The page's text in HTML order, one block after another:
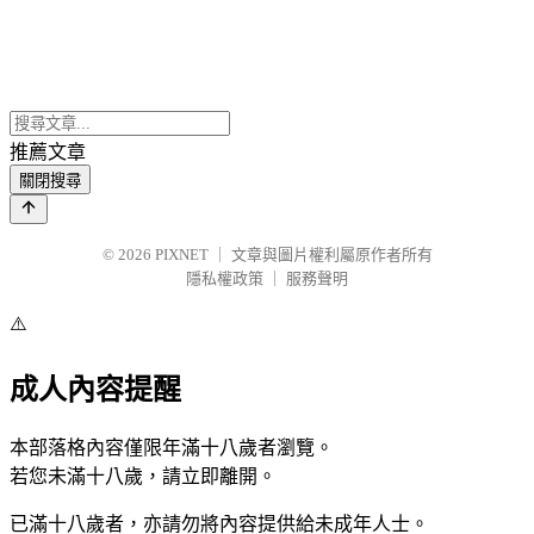
推薦文章
關閉搜尋
© 2026 PIXNET
文章與圖片權利屬原作者所有
隱私權政策
服務聲明
⚠️
成人內容提醒
本部落格內容僅限年滿十八歲者瀏覽。
若您未滿十八歲，請立即離開。
已滿十八歲者，亦請勿將內容提供給未成年人士。